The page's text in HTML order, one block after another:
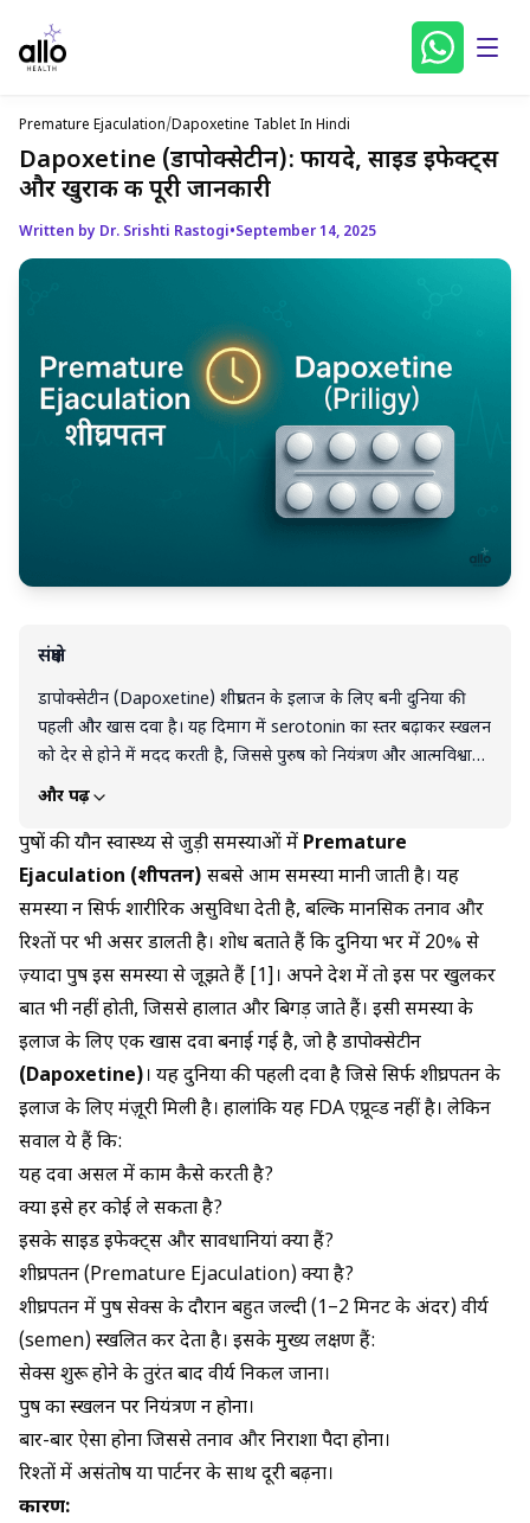
Premature Ejaculation/Dapoxetine Tablet In Hindi
Dapoxetine (डापोक्सेटीन): फायदे, साइड इफेक्ट्स
और खुराक की पूरी जानकारी
Written by Dr. Srishti Rastogi•September 14, 2025
संक्षेप
डापोक्सेटीन (Dapoxetine) शीघ्रपतन के इलाज के लिए बनी दुनिया की
पहली और खास दवा है। यह दिमाग में serotonin का स्तर बढ़ाकर स्खलन
को देर से होने में मदद करती है, जिससे पुरुष को नियंत्रण और आत्मविश्वास
दोनों मिलते हैं। सही खुराक और डॉक्टर की सलाह के साथ लेने पर यह
दवाओं के साथ मिलाकर लेना खतरनाक हो सकता है। इसकी कीमत थोड़ी
ज़्यादा हो सकती है, लेकिन कई पुरुषों के लिए यह रिलेशनशिप और
आत्मसम्मान बचाने वाली दवा साबित होती है। इसलिए इसे शुरू करने से
पहले हमेशा डॉक्टर से सलाह ज़रूर लें।
और पढ़ें
पुरुषों की यौन स्वास्थ्य से जुड़ी समस्याओं में Premature
Ejaculation (शीघ्रपतन) सबसे आम समस्या मानी जाती है। यह
समस्या न सिर्फ शारीरिक असुविधा देती है, बल्कि मानसिक तनाव और
रिश्तों पर भी असर डालती है। शोध बताते हैं कि दुनिया भर में 20% से
ज़्यादा पुरुष इस समस्या से जूझते हैं [1]। अपने देश में तो इस पर खुलकर
बात भी नहीं होती, जिससे हालात और बिगड़ जाते हैं। इसी समस्या के
इलाज के लिए एक खास दवा बनाई गई है, जो है डापोक्सेटीन
(Dapoxetine)। यह दुनिया की पहली दवा है जिसे सिर्फ शीघ्रपतन के
इलाज के लिए मंज़ूरी मिली है। हालांकि यह FDA एप्रूव्ड नहीं है। लेकिन
सवाल ये हैं कि:
यह दवा असल में काम कैसे करती है?
क्या इसे हर कोई ले सकता है?
इसके साइड इफेक्ट्स और सावधानियां क्या हैं?
शीघ्रपतन (Premature Ejaculation) क्या है?
शीघ्रपतन में पुरुष सेक्स के दौरान बहुत जल्दी (1–2 मिनट के अंदर) वीर्य
(semen) स्खलित कर देता है। इसके मुख्य लक्षण हैं:
सेक्स शुरू होने के तुरंत बाद वीर्य निकल जाना।
पुरुष का स्खलन पर नियंत्रण न होना।
बार-बार ऐसा होना जिससे तनाव और निराशा पैदा होना।
रिश्तों में असंतोष या पार्टनर के साथ दूरी बढ़ना।
कारण: